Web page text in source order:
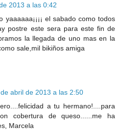
2013 a las 0:42
el sabado como todos
postre este sera para este fin de
la llegada de uno mas en la
sale,mil bikiños amiga
abril de 2013 a las 2:50
a tu hermano!....para
cobertura de queso......me ha
Marcela